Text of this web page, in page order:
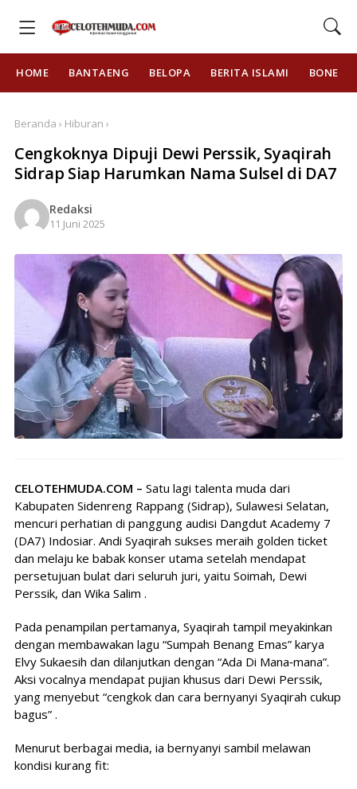
HOME BANTAENG BELOPA BERITA ISLAMI BONE
Beranda › Hiburan ›
Cengkoknya Dipuji Dewi Perssik, Syaqirah
Sidrap Siap Harumkan Nama Sulsel di DA7
Redaksi
11 Juni 2025
CELOTEHMUDA.COM – Satu lagi talenta muda dari
Kabupaten Sidenreng Rappang (Sidrap), Sulawesi Selatan,
mencuri perhatian di panggung audisi Dangdut Academy 7
(DA7) Indosiar. Andi Syaqirah sukses meraih golden ticket
dan melaju ke babak konser utama setelah mendapat
persetujuan bulat dari seluruh juri, yaitu Soimah, Dewi
Perssik, dan Wika Salim .
Pada penampilan pertamanya, Syaqirah tampil meyakinkan
dengan membawakan lagu “Sumpah Benang Emas” karya
Elvy Sukaesih dan dilanjutkan dengan “Ada Di Mana‑mana”.
Aksi vocalnya mendapat pujian khusus dari Dewi Perssik,
yang menyebut “cengkok dan cara bernyanyi Syaqirah cukup
bagus” .
Menurut berbagai media, ia bernyanyi sambil melawan
kondisi kurang fit: